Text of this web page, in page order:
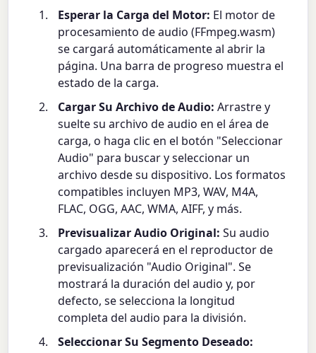
Esperar la Carga del Motor: El motor de
procesamiento de audio (FFmpeg.wasm)
se cargará automáticamente al abrir la
página. Una barra de progreso muestra el
estado de la carga.
Cargar Su Archivo de Audio: Arrastre y
suelte su archivo de audio en el área de
carga, o haga clic en el botón "Seleccionar
Audio" para buscar y seleccionar un
archivo desde su dispositivo. Los formatos
compatibles incluyen MP3, WAV, M4A,
FLAC, OGG, AAC, WMA, AIFF, y más.
Previsualizar Audio Original: Su audio
cargado aparecerá en el reproductor de
previsualización "Audio Original". Se
mostrará la duración del audio y, por
defecto, se selecciona la longitud
completa del audio para la división.
Seleccionar Su Segmento Deseado: